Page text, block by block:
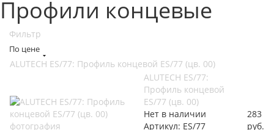
Профили концевые
Фильтр
По цене
ALUTECH ES/77: Профиль концевой ES/77 (цв. 00)
ALUTECH ES/77:
Профиль концевой
ES/77 (цв. 00)
Нет в наличии
Артикул: ES/77
283
руб.